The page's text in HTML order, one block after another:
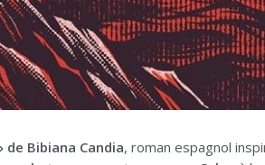
de Bibiana Candia, roman espagnol